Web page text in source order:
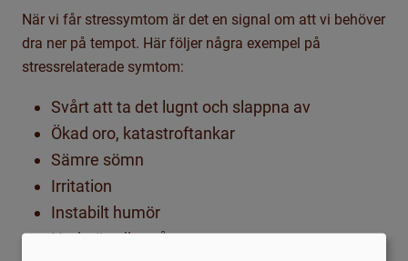
När vi får stressymtom är det en signal om att vi behöver
dra ner på tempot. Här följer några exempel på
stressrelaterade symtom:
Svårt att ta det lugnt och slappna av
Ökad oro, katastroftankar
Sämre sömn
Irritation
Instabilt humör
Nedstämdhet, ångest